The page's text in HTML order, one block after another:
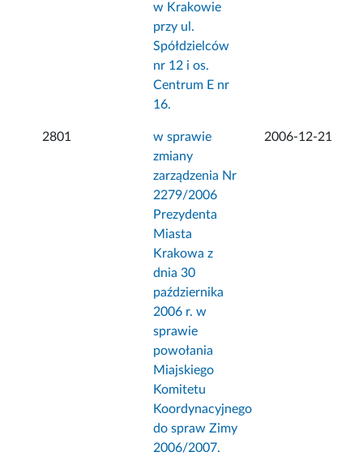
w Krakowie
przy ul.
Spółdzielców
nr 12 i os.
Centrum E nr
16.
2801
w sprawie
zmiany
zarządzenia Nr
2279/2006
Prezydenta
Miasta
Krakowa z
dnia 30
października
2006 r. w
sprawie
powołania
Miajskiego
Komitetu
Koordynacyjnego
do spraw Zimy
2006/2007.
2006-12-21